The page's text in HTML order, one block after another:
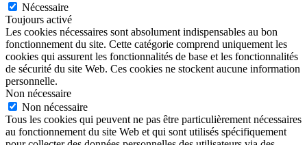
Nécessaire
Toujours activé
Les cookies nécessaires sont absolument indispensables au bon
fonctionnement du site. Cette catégorie comprend uniquement les
cookies qui assurent les fonctionnalités de base et les fonctionnalités
de sécurité du site Web. Ces cookies ne stockent aucune information
personnelle.
Non nécessaire
Non nécessaire
Tous les cookies qui peuvent ne pas être particulièrement nécessaires
au fonctionnement du site Web et qui sont utilisés spécifiquement